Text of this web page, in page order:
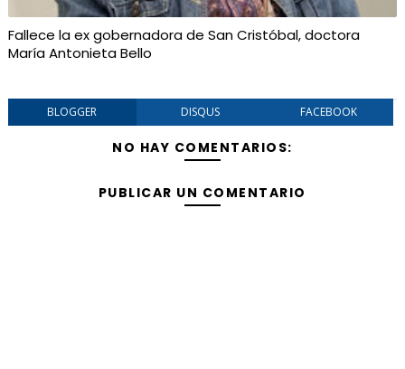
Fallece la ex gobernadora de San Cristóbal, doctora
María Antonieta Bello
BLOGGER DISQUS FACEBOOK
NO HAY COMENTARIOS:
PUBLICAR UN COMENTARIO